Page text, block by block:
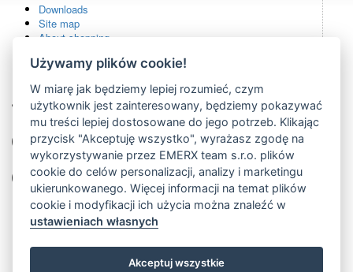
Downloads
Site map
About shopping
Own warehouse
remote controls in stock
Over 100,000 customers
from all over the world
Tradition since 2006
more than 20 years on the market
Używamy plików cookie!
W miarę jak będziemy lepiej rozumieć, czym
użytkownik jest zainteresowany, będziemy pokazywać
mu treści lepiej dostosowane do jego potrzeb. Klikając
przycisk "Akceptuję wszystko", wyrażasz zgodę na
wykorzystywanie przez EMERX team s.r.o. plików
cookie do celów personalizacji, analizy i marketingu
ukierunkowanego. Więcej informacji na temat plików
cookie i modyfikacji ich użycia można znaleźć w
ustawieniach własnych
Akceptuj wszystkie